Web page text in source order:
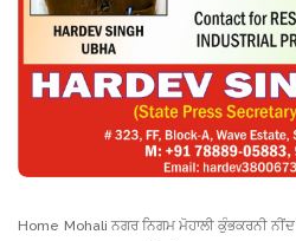
Home Mohali ਨਗਰ ਨਿਗਮ ਮੋਹਾਲੀ ਕੁੰਭਕਰਨੀ ਨੀਂਦ